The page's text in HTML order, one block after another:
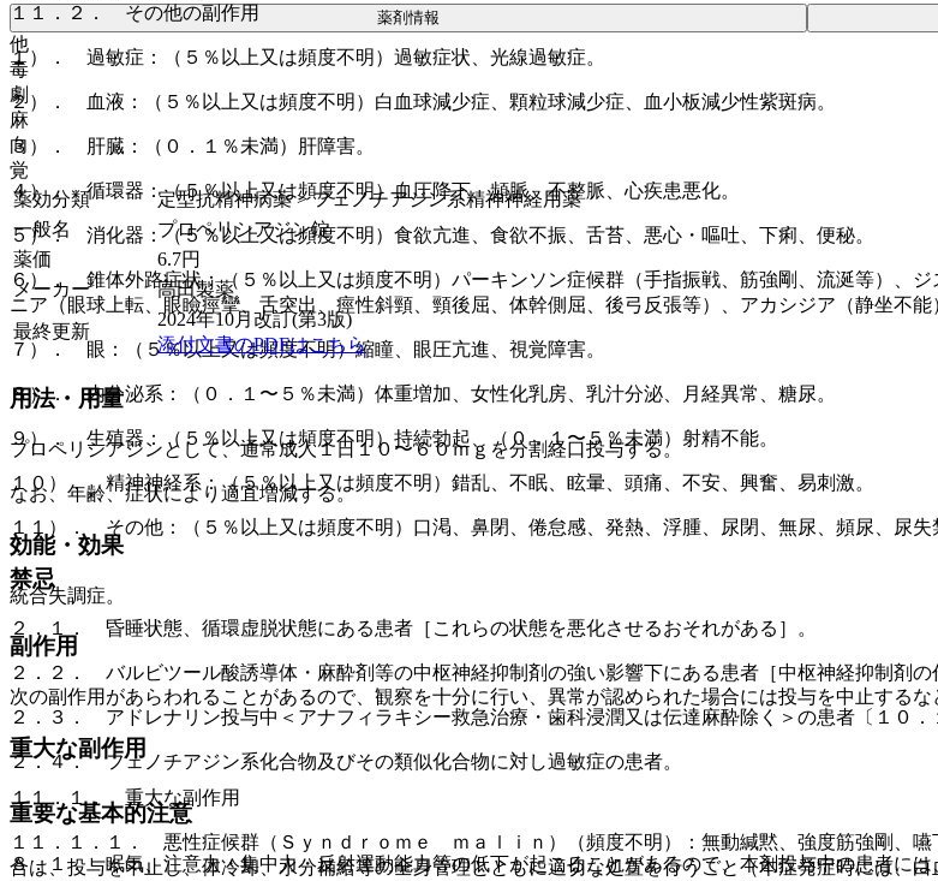
１１．２． その他の副作用
１）． 過敏症：（５％以上又は頻度不明）過敏症状、光線過敏症。
２）． 血液：（５％以上又は頻度不明）白血球減少症、顆粒球減少症、血小板減少性紫斑病。
３）． 肝臓：（０．１％未満）肝障害。
４）． 循環器：（５％以上又は頻度不明）血圧降下、頻脈、不整脈、心疾患悪化。
５）． 消化器：（５％以上又は頻度不明）食欲亢進、食欲不振、舌苔、悪心・嘔吐、下痢、便秘。
６）． 錐体外路症状：（５％以上又は頻度不明）パーキンソン症候群（手指振戦、筋強剛、流涎等）、
ニア（眼球上転、眼瞼痙攣、舌突出、痙性斜頸、頸後屈、体幹側屈、後弓反張等）、アカシジア（静坐不能
７）． 眼：（５％以上又は頻度不明）縮瞳、眼圧亢進、視覚障害。
８）． 内分泌系：（０．１〜５％未満）体重増加、女性化乳房、乳汁分泌、月経異常、糖尿。
９）． 生殖器：（５％以上又は頻度不明）持続勃起、（０．１〜５％未満）射精不能。
１０）． 精神神経系：（５％以上又は頻度不明）錯乱、不眠、眩暈、頭痛、不安、興奮、易刺激。
１１）． その他：（５％以上又は頻度不明）口渇、鼻閉、倦怠感、発熱、浮腫、尿閉、無尿、頻尿、尿失
禁忌
２．１． 昏睡状態、循環虚脱状態にある患者［これらの状態を悪化させるおそれがある］。
２．２． バルビツール酸誘導体・麻酔剤等の中枢神経抑制剤の強い影響下にある患者［中枢神経抑制剤の
２．３． アドレナリン投与中＜アナフィラキシー救急治療・歯科浸潤又は伝達麻酔除く＞の患者〔１０．
２．４． フェノチアジン系化合物及びその類似化合物に対し過敏症の患者。
重要な基本的注意
８．１． 眠気、注意力・集中力・反射運動能力等の低下が起こることがあるので、本剤投与中の患者に
薬剤情報
他
毒
劇
麻
向
覚
薬効分類
定型抗精神病薬 > フェノチアジン系精神神経用薬
一般名
プロペリシアジン錠
薬価
6.7円
メーカー
高田製薬
最終更新
2024年10月改訂(第3版)
添付文書のPDFはこちら
用法・用量
プロペリシアジンとして、通常成人１日１０〜６０ｍｇを分割経口投与する。
なお、年齢、症状により適宜増減する。
効能・効果
統合失調症。
副作用
次の副作用があらわれることがあるので、観察を十分に行い、異常が認められた場合には投与を中止するな
重大な副作用
１１．１． 重大な副作用
１１．１．１． 悪性症候群（Ｓｙｎｄｒｏｍｅ ｍａｌｉｎ）（頻度不明）：無動緘黙、強度筋強剛、
合は、投与を中止し、体冷却、水分補給等の全身管理とともに適切な処置を行うこと（本症発症時には、